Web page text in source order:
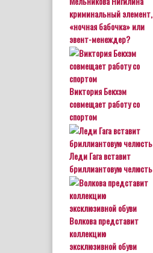
криминальный элемент,
«ночная бабочка» или
эвент-менеждер?
Виктория Бекхэм
совмещает работу со
спортом
Леди Гага вставит
бриллиантовую челюсть
Волкова представит
коллекцию
эксклюзивной обуви